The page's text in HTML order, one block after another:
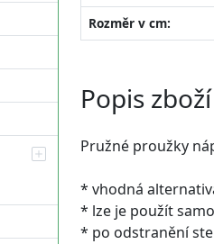
Rozměr v cm:
Popis zboží
Pružné proužky
* vhodná
* lze je použít
* po odstranění